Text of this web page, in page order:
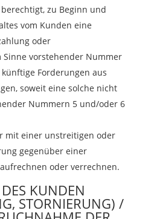
zu Beginn und
vom Kunden eine
oder
vorstehender Nummer
Forderungen aus
soweit eine solche nicht
Nummern 5 und/oder 6
mit einer unstreitigen oder
gegenüber einer
oder verrechnen.
KUNDEN
STORNIERUNG) /